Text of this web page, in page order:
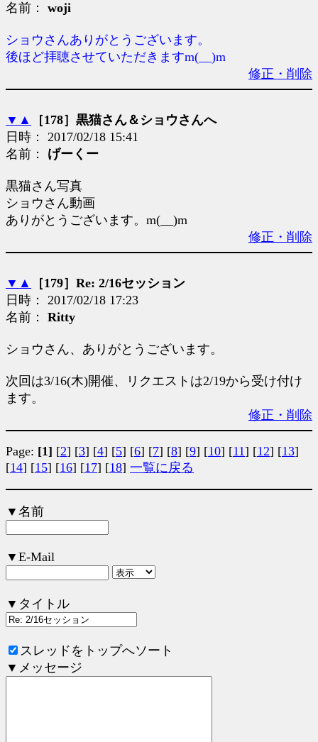
名前： woji
ショウさんありがとうございます。
後ほど拝聴させていただきますm(__)m
修正・削除
▼ ▲
［178］黒猫さん＆ショウさんへ
日時： 2017/02/18 15:41
名前： げーくー
黒猫さん写真
ショウさん動画
ありがとうございます。m(__)m
修正・削除
▼ ▲
［179］Re: 2/16セッション
日時： 2017/02/18 17:23
名前： Ritty
ショウさん、ありがとうございます。
次回は3/16(木)開催、リクエストは2/19から受け付け
ます。
修正・削除
Page: [1] [2] [3] [4] [5] [6] [7] [8] [9] [10] [11] [12] [13]
[14] [15] [16] [17] [18] 一覧に戻る
▼名前
▼E-Mail
▼タイトル
スレッドをトップへソート
▼メッセージ